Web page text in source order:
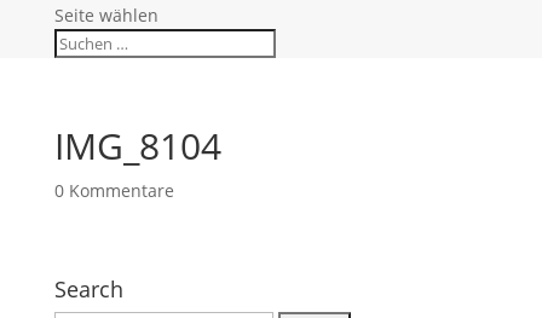
Seite wählen
IMG_8104
0 Kommentare
Search